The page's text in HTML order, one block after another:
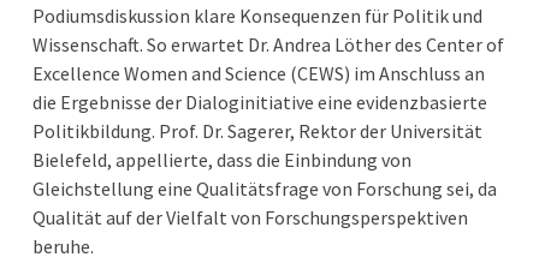
Podiumsdiskussion klare Konsequenzen für Politik und
Wissenschaft. So erwartet Dr. Andrea Löther des Center of
Excellence Women and Science (CEWS) im Anschluss an
die Ergebnisse der Dialoginitiative eine evidenzbasierte
Politikbildung. Prof. Dr. Sagerer, Rektor der Universität
Bielefeld, appellierte, dass die Einbindung von
Gleichstellung eine Qualitätsfrage von Forschung sei, da
Qualität auf der Vielfalt von Forschungsperspektiven
beruhe.